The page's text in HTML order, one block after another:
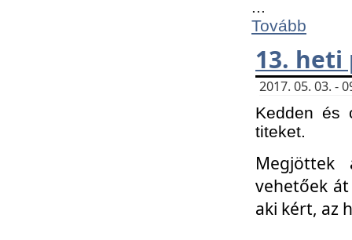
Tovább
13.
2017. 05. 03. -
Kedden és
titeket.
Megjöttek
vehetőek
aki kért, az